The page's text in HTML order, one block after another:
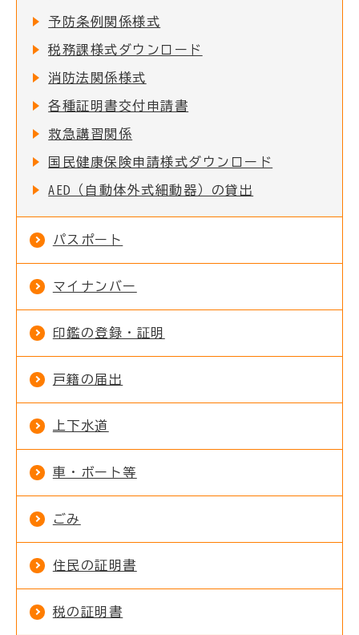
予防条例関係様式
税務課様式ダウンロード
消防法関係様式
各種証明書交付申請書
救急講習関係
国民健康保険申請様式ダウンロード
AED（自動体外式細動器）の貸出
パスポート
マイナンバー
印鑑の登録・証明
戸籍の届出
上下水道
車・ボート等
ごみ
住民の証明書
税の証明書